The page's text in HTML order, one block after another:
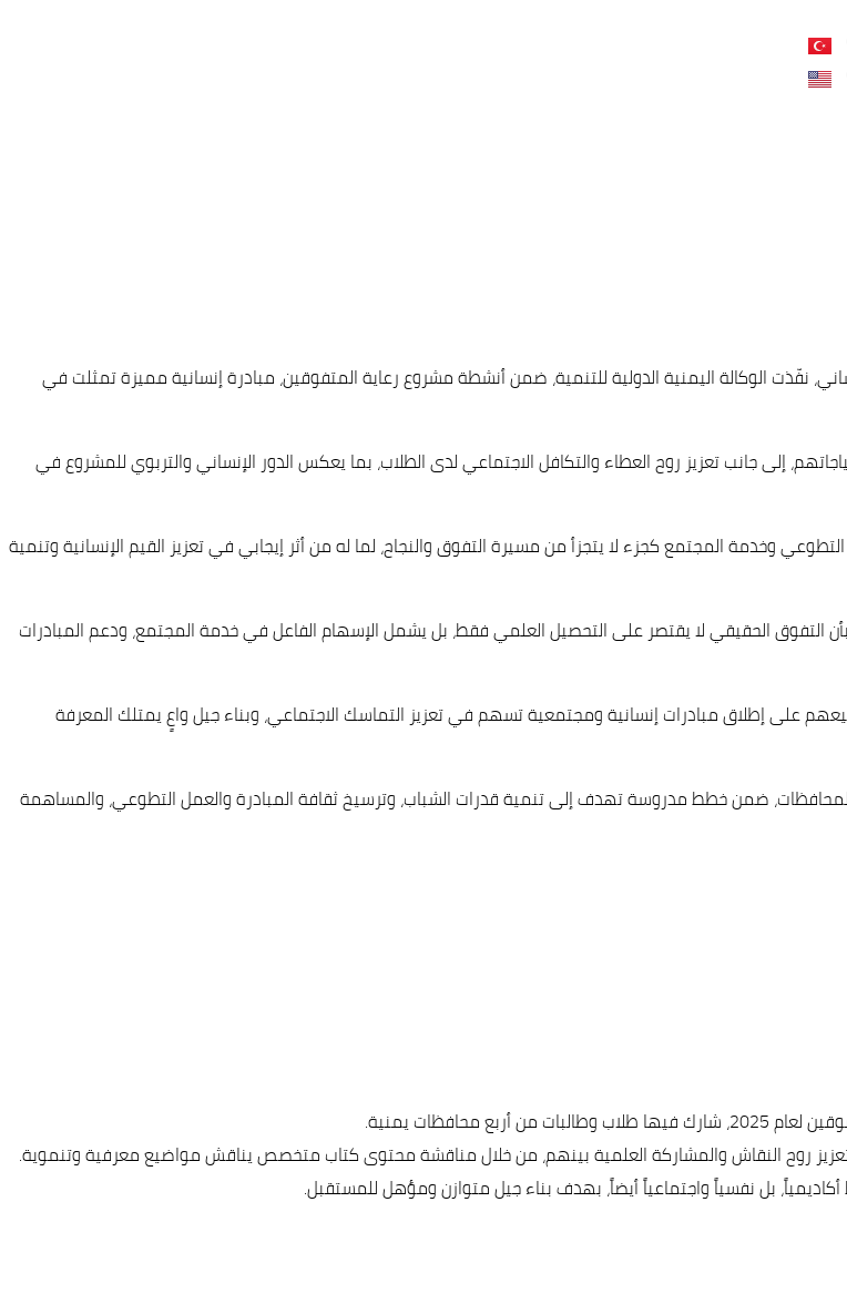
نفّذت الوكالة اليمنية الدولية للتنمية، ضمن أنشطة مشروع رعاية المتفوقين، مبادرة إنسانية مميزة تمثلت في
إلى جانب تعزيز روح العطاء والتكافل الاجتماعي لدى الطلاب، بما يعكس الدور الإنساني والتربوي للمشروع في
وخدمة المجتمع كجزء لا يتجزأ من مسيرة التفوق والنجاح، لما له من أثر إيجابي في تعزيز القيم الإنسانية وتنمية
بأن التفوق الحقيقي لا يقتصر على التحصيل العلمي فقط، بل يشمل الإسهام الفاعل في خدمة المجتمع، ودعم المبادرات
على إطلاق مبادرات إنسانية ومجتمعية تسهم في تعزيز التماسك الاجتماعي، وبناء جيل واعٍ يمتلك المعرفة
المحافظات، ضمن خطط مدروسة تهدف إلى تنمية قدرات الشباب، وترسيخ ثقافة المبادرة والعمل التطوعي، والمساهمة
يمنية.
روح النقاش والمشاركة العلمية بينهم، من خلال مناقشة محتوى كتاب متخصص يناقش مواضيع معرفية وتنموية.
بل نفسياً واجتماعياً أيضاً، بهدف بناء جيل متوازن ومؤهل للمستقبل.